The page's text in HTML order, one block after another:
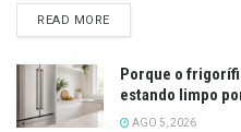
READ MOREDETAILS
Porque o
estando limpo
AGO 5, 2026